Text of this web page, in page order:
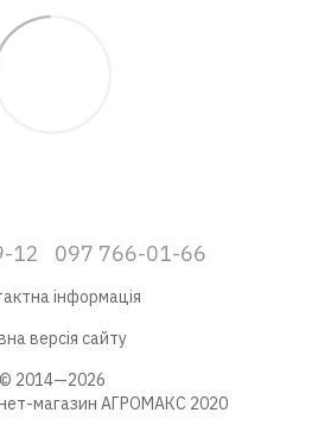
12 097 766-01-66
інформація
версія сайту
© 2014—2026
магазин АГРОМАКС 2020